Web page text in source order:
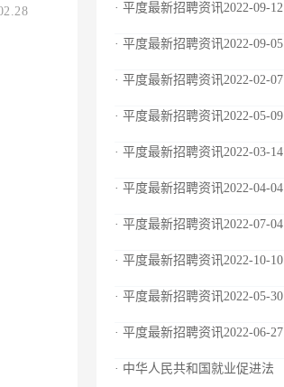
· 平度最新招聘资讯2022-09-12
· 平度最新招聘资讯2022-09-05
· 平度最新招聘资讯2022-02-07
· 平度最新招聘资讯2022-05-09
· 平度最新招聘资讯2022-03-14
· 平度最新招聘资讯2022-04-04
· 平度最新招聘资讯2022-07-04
· 平度最新招聘资讯2022-10-10
· 平度最新招聘资讯2022-05-30
· 平度最新招聘资讯2022-06-27
· 中华人民共和国就业促进法